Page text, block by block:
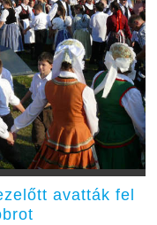
avatták fel